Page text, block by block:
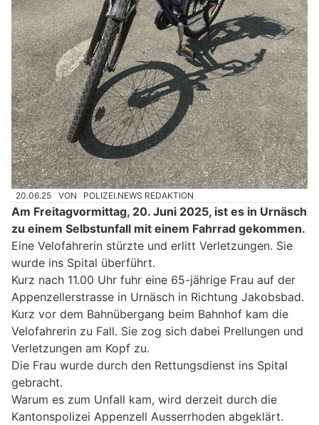
20.06.25 VON POLIZEI.NEWS REDAKTION
Am Freitagvormittag, 20. Juni 2025, ist es in Urnäsch
zu einem Selbstunfall mit einem Fahrrad gekommen.
Eine Velofahrerin stürzte und erlitt Verletzungen. Sie
wurde ins Spital überführt.
Kurz nach 11.00 Uhr fuhr eine 65-jährige Frau auf der
Appenzellerstrasse in Urnäsch in Richtung Jakobsbad.
Kurz vor dem Bahnübergang beim Bahnhof kam die
Velofahrerin zu Fall. Sie zog sich dabei Prellungen und
Verletzungen am Kopf zu.
Die Frau wurde durch den Rettungsdienst ins Spital
gebracht.
Warum es zum Unfall kam, wird derzeit durch die
Kantonspolizei Appenzell Ausserrhoden abgeklärt.